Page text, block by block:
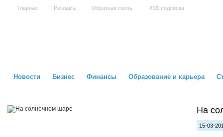
Главная Реклама Обратная связь RSS подписка
Новости Бизнес Финансы Образование и карьера
На
15-03-